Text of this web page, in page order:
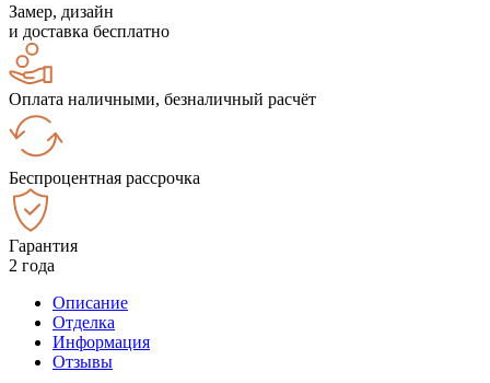
Замер, дизайн
и доставка бесплатно
Оплата наличными, безналичный расчёт
Беспроцентная рассрочка
Гарантия
2 года
Описание
Отделка
Информация
Отзывы